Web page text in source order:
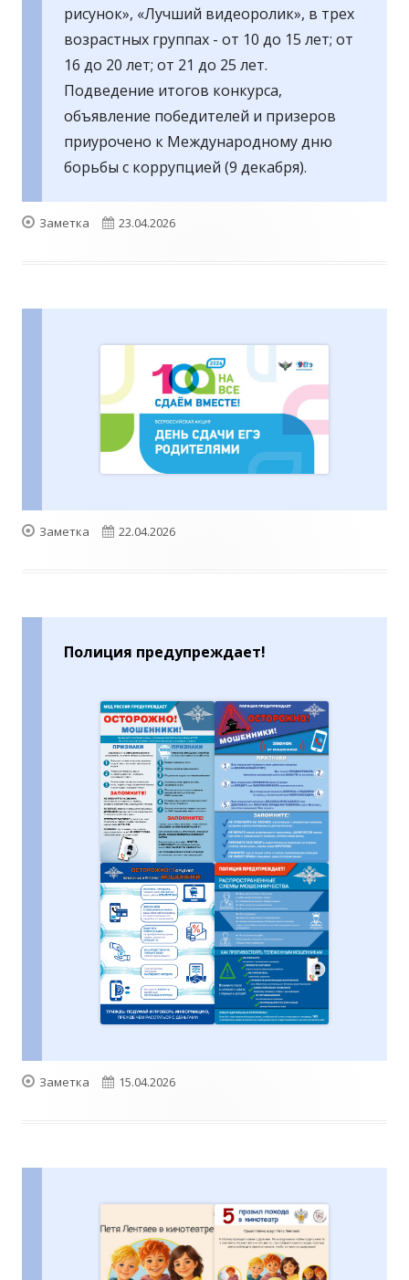
рисунок», «Лучший видеоролик», в трех
возрастных группах - от 10 до 15 лет; от
16 до 20 лет; от 21 до 25 лет.
Подведение итогов конкурса,
объявление победителей и призеров
приурочено к Международному дню
борьбы с коррупцией (9 декабря).
Формат
Заметка Опубликовано
23.04.2026
Формат
Заметка Опубликовано
22.04.2026
Полиция предупреждает!
Формат
Заметка Опубликовано
15.04.2026